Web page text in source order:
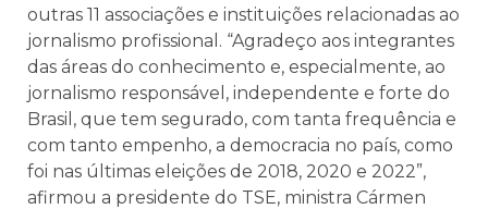
outras 11 associações e instituições relacionadas ao
jornalismo profissional. “Agradeço aos integrantes
das áreas do conhecimento e, especialmente, ao
jornalismo responsável, independente e forte do
Brasil, que tem segurado, com tanta frequência e
com tanto empenho, a democracia no país, como
foi nas últimas eleições de 2018, 2020 e 2022”,
afirmou a presidente do TSE, ministra Cármen